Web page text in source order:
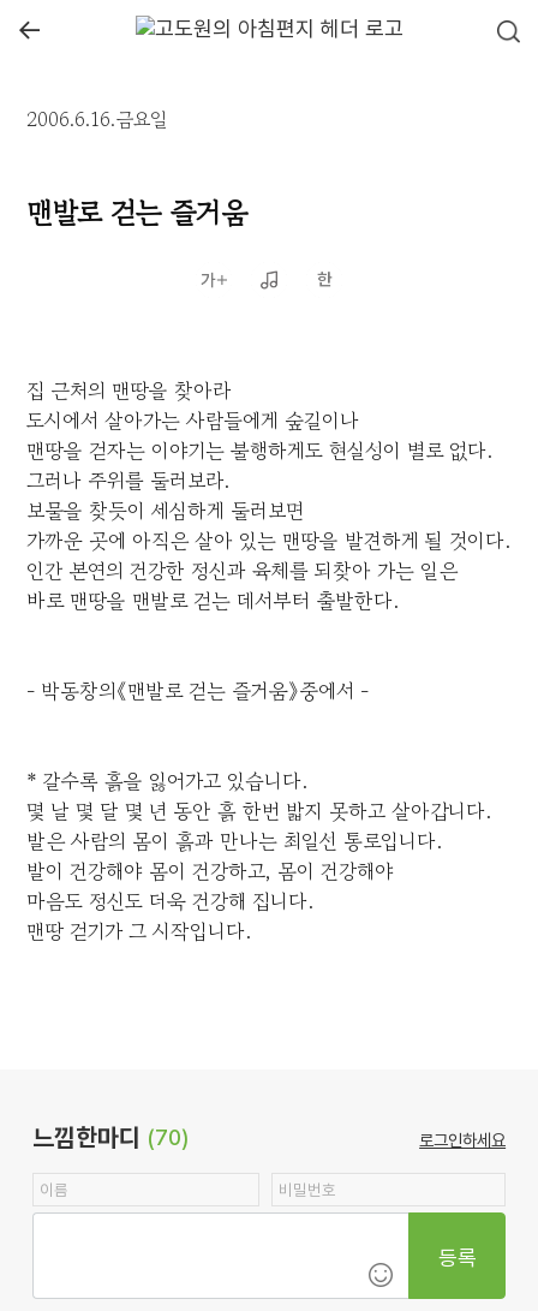
←
2006.6.16.금요일
맨발로 걷는 즐거움
집 근처의 맨땅을 찾아라
도시에서 살아가는 사람들에게 숲길이나
맨땅을 걷자는 이야기는 불행하게도 현실성이 별로 없다.
그러나 주위를 둘러보라.
보물을 찾듯이 세심하게 둘러보면
가까운 곳에 아직은 살아 있는 맨땅을 발견하게 될 것이다.
인간 본연의 건강한 정신과 육체를 되찾아 가는 일은
바로 맨땅을 맨발로 걷는 데서부터 출발한다.
- 박동창의《맨발로 걷는 즐거움》중에서 -
* 갈수록 흙을 잃어가고 있습니다.
몇 날 몇 달 몇 년 동안 흙 한번 밟지 못하고 살아갑니다.
발은 사람의 몸이 흙과 만나는 최일선 통로입니다.
발이 건강해야 몸이 건강하고, 몸이 건강해야
마음도 정신도 더욱 건강해 집니다.
맨땅 걷기가 그 시작입니다.
느낌한마디 (70) 로그인하세요
등록